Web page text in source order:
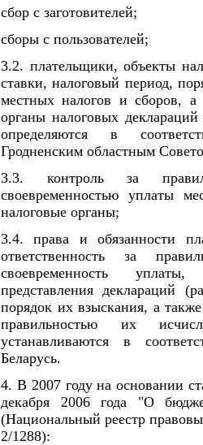
сбор с заготовителей;
сборы с пользователей;
3.2. плательщики, объекты
ставки, налоговый период,
местных налогов и сборов, а
органы налоговых
определяются в
Гродненским областным
3.3. контроль за
своевременностью уплаты
налоговые органы;
3.4. права и обязанности
ответственность за
своевременность
представления деклараций
порядок их взыскания, а
правильностью их
устанавливаются в
Беларусь.
4. В 2007 году на основании
декабря 2006 года "О
(Национальный реестр
2/1288):